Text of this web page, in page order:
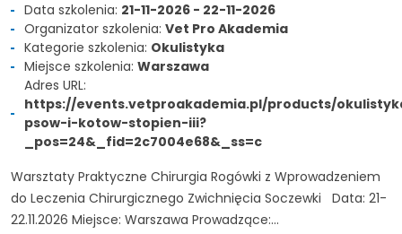
TAK, JESTEM PROFESIONALISTĄ
Nie jestem profesionalistą
Data szkolenia: 21-11-2026 - 22-11-2026
Organizator szkolenia: Vet Pro Akademia
Kategorie szkolenia: Okulistyka
Miejsce szkolenia: Warszawa
Adres URL:
https://events.vetproakademia.pl/products/
psow-i-kotow-stopien-iii?
_pos=24&_fid=2c7004e68&_ss=c
Warsztaty Praktyczne Chirurgia Rogówki z Wprowadzeniem
do Leczenia Chirurgicznego Zwichnięcia Soczewki Data: 21-
22.11.2026 Miejsce: Warszawa Prowadzące:...